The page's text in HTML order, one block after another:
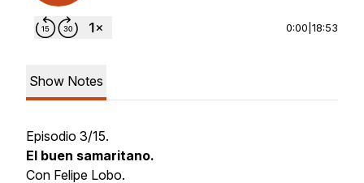
0:00 18:53
Show Notes
Episodio 3/15.
El buen samaritano.
Con Felipe Lobo.